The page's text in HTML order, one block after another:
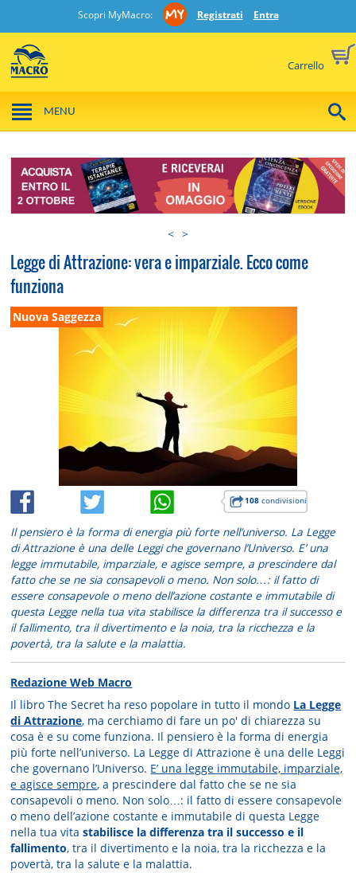
Scopri MyMacro: Registrati Entra
Carrello
MENU
< >
Legge di Attrazione: vera e imparziale. Ecco come
funziona
Nuova Saggezza
108condivisioni
Il pensiero è la forma di energia più forte nell’universo. La Legge
di Attrazione è una delle Leggi che governano l’Universo. E’ una
legge immutabile, imparziale, e agisce sempre, a prescindere dal
fatto che se ne sia consapevoli o meno. Non solo…: il fatto di
essere consapevole o meno dell’azione costante e immutabile di
questa Legge nella tua vita stabilisce la differenza tra il successo e
il fallimento, tra il divertimento e la noia, tra la ricchezza e la
povertà, tra la salute e la malattia.
Redazione Web Macro
Il libro The Secret ha reso popolare in tutto il mondo La Legge
di Attrazione, ma cerchiamo di fare un po' di chiarezza su
cosa è e su come funziona. Il pensiero è la forma di energia
più forte nell’universo. La Legge di Attrazione è una delle Leggi
che governano l’Universo. E’ una legge immutabile, imparziale,
e agisce sempre, a prescindere dal fatto che se ne sia
consapevoli o meno. Non solo…: il fatto di essere consapevole
o meno dell’azione costante e immutabile di questa Legge
nella tua vitastabilisce la differenza tra il successo e il
fallimento, tra il divertimento e la noia, tra la ricchezza e la
povertà, tra la salute e la malattia.